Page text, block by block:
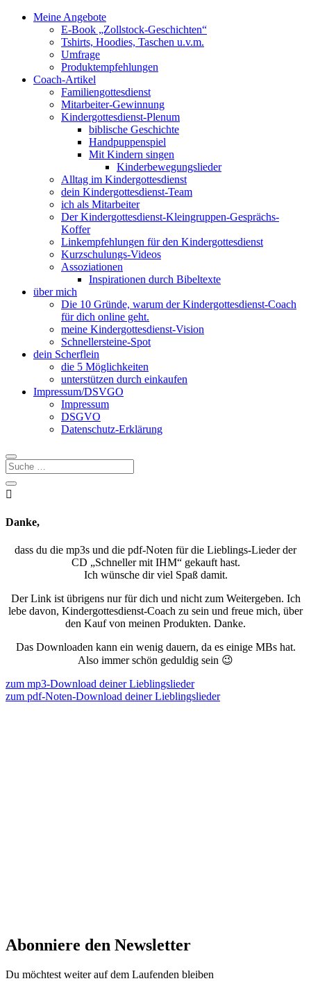
Meine Angebote
E-Book „Zollstock-Geschichten“
Tshirts, Hoodies, Taschen u.v.m.
Umfrage
Produktempfehlungen
Coach-Artikel
Familiengottesdienst
Mitarbeiter-Gewinnung
Kindergottesdienst-Plenum
biblische Geschichte
Handpuppenspiel
Mit Kindern singen
Kinderbewegungslieder
Alltag im Kindergottesdienst
dein Kindergottesdienst-Team
ich als Mitarbeiter
Der Kindergottesdienst-Kleingruppen-Gesprächs-
Koffer
Linkempfehlungen für den Kindergottesdienst
Kurzschulungs-Videos
Assoziationen
Inspirationen durch Bibeltexte
über mich
Die 10 Gründe, warum der Kindergottesdienst-Coach
für dich online geht.
meine Kindergottesdienst-Vision
Schnellersteine-Spot
dein Scherflein
die 5 Möglichkeiten
unterstützen durch einkaufen
Impressum/DSVGO
Impressum
DSGVO
Datenschutz-Erklärung

Danke,
dass du die mp3s und die pdf-Noten für die Lieblings-Lieder der
CD „Schneller mit IHM“ gekauft hast.
Ich wünsche dir viel Spaß damit.
Der Link ist übrigens nur für dich und nicht zum Weitergeben. Ich
lebe davon, Kindergottesdienst-Coach zu sein und freue mich, über
den Kauf von meinen Produkten. Danke.
Das Downloaden kann ein wenig dauern, da es einige MBs hat.
Also immer schön geduldig sein 😉
zum mp3-Download deiner Lieblingslieder
zum pdf-Noten-Download deiner Lieblingslieder
Abonniere den Newsletter
Du möchtest weiter auf dem Laufenden bleiben